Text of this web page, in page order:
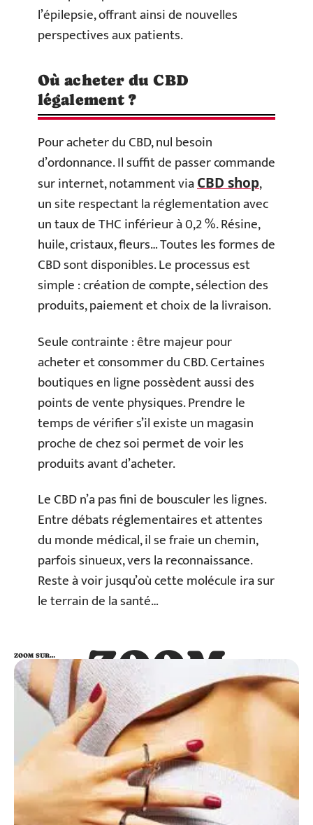
l’épilepsie, offrant ainsi de nouvelles
perspectives aux patients.
Où acheter du CBD
légalement ?
Pour acheter du CBD, nul besoin
d’ordonnance. Il suffit de passer commande
sur internet, notamment viaCBD shop,
un site respectant la réglementation avec
un taux de THC inférieur à 0,2 %. Résine,
huile, cristaux, fleurs… Toutes les formes de
CBD sont disponibles. Le processus est
simple : création de compte, sélection des
produits, paiement et choix de la livraison.
Seule contrainte : être majeur pour
acheter et consommer du CBD. Certaines
boutiques en ligne possèdent aussi des
points de vente physiques. Prendre le
temps de vérifier s’il existe un magasin
proche de chez soi permet de voir les
produits avant d’acheter.
Le CBD n’a pas fini de bousculer les lignes.
Entre débats réglementaires et attentes
du monde médical, il se fraie un chemin,
parfois sinueux, vers la reconnaissance.
Reste à voir jusqu’où cette molécule ira sur
le terrain de la santé…
ZOOM
SUR…
ZOOM SUR…